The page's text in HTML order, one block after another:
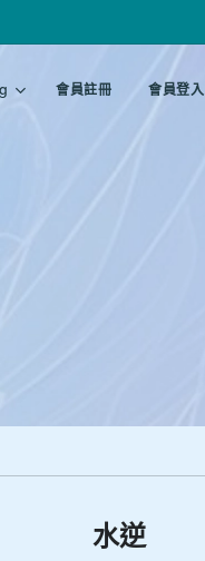
會員註冊 會員登入
水逆